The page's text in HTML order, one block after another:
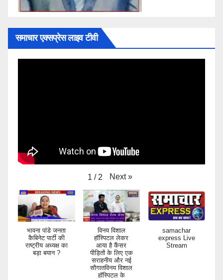
समाचार एक्सप्रेस लाइव टीवी
1 / 2 Next »
भावना पांडे जनता
कैबिनेट पार्टी की
राष्ट्रीय अध्यक्ष का
बड़ा बयान ?
विनय विशाल
हॉस्पिटल लेकर
आया है कैंसर
पीड़ितों के लिए एक
सराहनीय और नई
सौगातविनय विशाल
हॉस्पिटल के
samachar
express Live
Stream